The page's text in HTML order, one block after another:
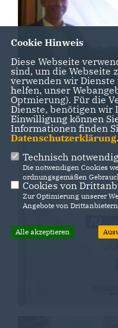
Cookie Hinweis
Diese Webseite
sind, um die Webseite
verwenden wir
helfen, unser
Optmierung). Für die
Dienste, benötigen
Einwilligung können
Informationen finden
Datenschutzerklärung.
Technisch
Die notwendigen Cookies
ordnungsgemäßen
Cookies von
Zur Optimierung unserer
Angebote von
Alle akzeptieren